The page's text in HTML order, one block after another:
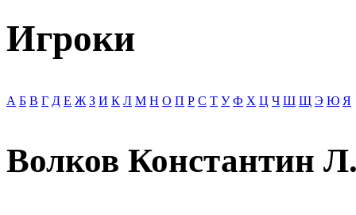
Игроки
А Б В Г Д Е Ж З И К Л М Н О П Р С Т У Ф Х Ц Ч Ш Щ Э Ю Я
Волков Константин